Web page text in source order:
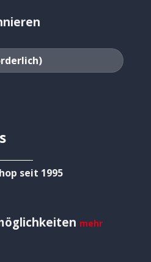
seit 1995
mehr